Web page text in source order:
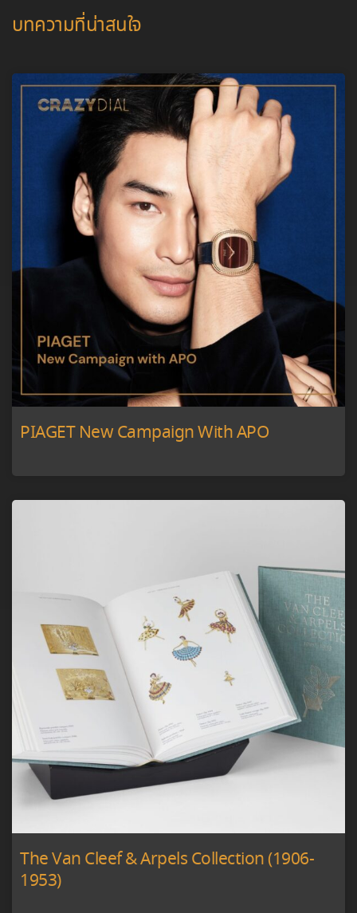
บทความที่น่าสนใจ
PIAGET New Campaign With APO
The Van Cleef & Arpels Collection (1906-
1953)